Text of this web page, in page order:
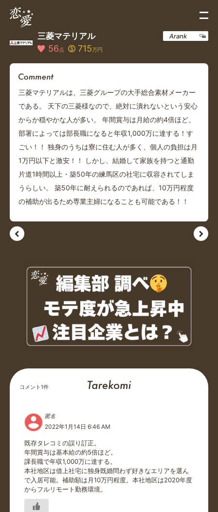
三菱マテリアル
56点 715万円
Arank
三菱マテリアルは、三菱グループの大手総合素材メーカー
である。 天下の三菱様なので、絶対に潰れないという安心
からか穏やかな人が多い。 年間賞与は月給の約4倍ほど。
部署によっては部長職になると年収1,000万に達する！す
ごい！！ 独身のうちは寮に住む人が多く、個人の負担は月
1万円以下と激安！！ しかし、結婚して家族を持つと通勤
片道1時間以上・築50年の練馬区の社宅に収容されてしま
うらしい。 築50年に耐えられるのであれば、10万円程度
の補助が出るため専業主婦になることも可能である！！
コメント1件
匿名
2022年1月14日 6:46 AM
既存タレコミの誤り訂正。
年間賞与は基本給の約5倍ほど。
課長職で年収1,000万に達する。
本社地区は借上社宅に独身既婚問わず好きなエリアを選ん
で入居可能。補助額は月10万円程度。本社地区は2020年度
からフルリモート勤務環境。